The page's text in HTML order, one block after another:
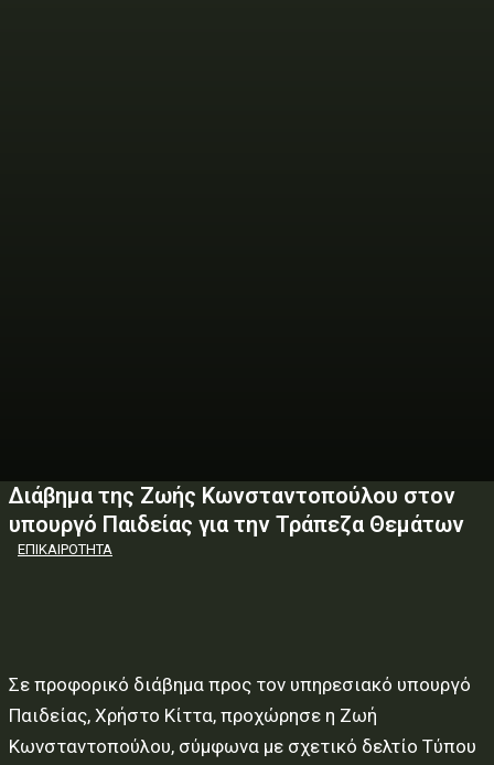
Διάβημα της Ζωής Κωνσταντοπούλου στον
υπουργό Παιδείας για την Τράπεζα Θεμάτων
ΕΠΙΚΑΙΡΟΤΗΤΑ
Σε προφορικό διάβημα προς τον υπηρεσιακό υπουργό
Παιδείας, Χρήστο Κίττα, προχώρησε η Ζωή
Κωνσταντοπούλου, σύμφωνα με σχετικό δελτίο Τύπου